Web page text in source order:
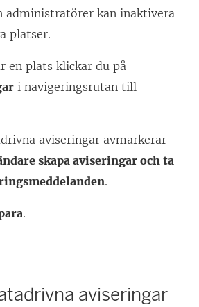
administratörer kan inaktivera
platser.
en plats klickar du på
i navigeringsrutan till
aviseringar avmarkerar
skapa aviseringar och ta
.
.
aviseringar